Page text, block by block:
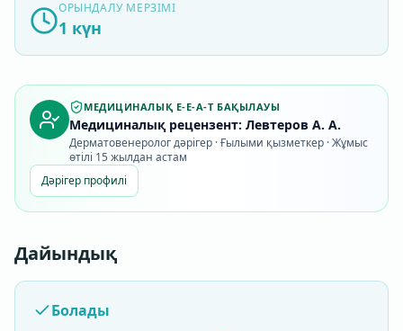
ОРЫНДАЛУ МЕРЗІМІ
1 күн
МЕДИЦИНАЛЫҚ E-E-A-T БАҚЫЛАУЫ
Медициналық рецензент: Левтеров А. А.
Дерматовенеролог дәрігер · Ғылыми қызметкер · Жұмыс
өтілі 15 жылдан астам
Дәрігер профилі
Дайындық
Болады